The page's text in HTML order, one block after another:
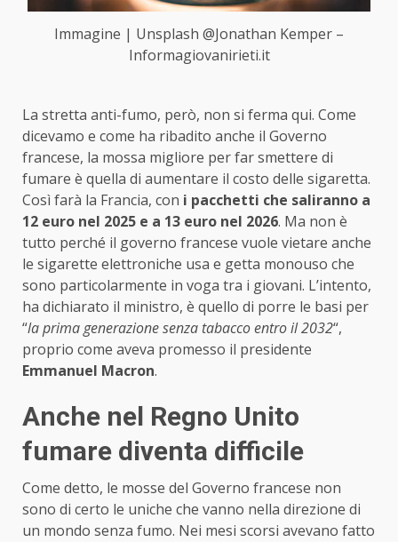
Immagine | Unsplash @Jonathan Kemper –
Informagiovanirieti.it
La stretta anti-fumo, però, non si ferma qui. Come
dicevamo e come ha ribadito anche il Governo
francese, la mossa migliore per far smettere di
fumare è quella di aumentare il costo delle sigaretta.
Così farà la Francia, con i pacchetti che saliranno a
12 euro nel 2025 e a 13 euro nel 2026. Ma non è
tutto perché il governo francese vuole vietare anche
le sigarette elettroniche usa e getta monouso che
sono particolarmente in voga tra i giovani. L’intento,
ha dichiarato il ministro, è quello di porre le basi per
“la prima generazione senza tabacco entro il 2032“,
proprio come aveva promesso il presidente
Emmanuel Macron.
Anche nel Regno Unito
fumare diventa difficile
Come detto, le mosse del Governo francese non
sono di certo le uniche che vanno nella direzione di
un mondo senza fumo. Nei mesi scorsi avevano fatto